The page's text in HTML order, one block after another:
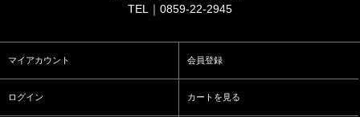
TEL｜0859-22-2945
マイアカウント 会員登録
ログイン カートを見る